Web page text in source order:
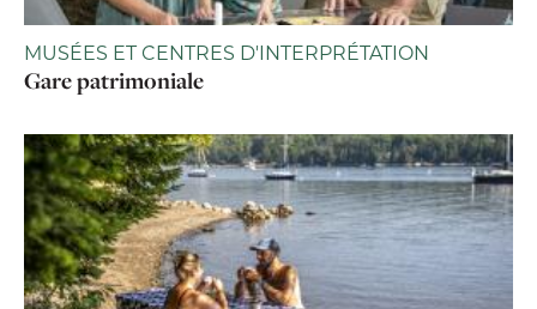
MUSÉES ET CENTRES D'INTERPRÉTATION
Gare patrimoniale